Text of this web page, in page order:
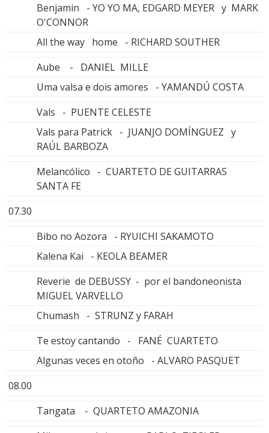
Benjamin - YO YO MA, EDGARD MEYER y MARK
O'CONNOR
All the way home - RICHARD SOUTHER
Aube - DANIEL MILLE
Uma valsa e dois amores - YAMANDÚ COSTA
Vals - PUENTE CELESTE
Vals para Patrick - JUANJO DOMÍNGUEZ y
RAÚL BARBOZA
Melancólico - CUARTETO DE GUITARRAS
SANTA FE
07.30
Bibo no Aozora - RYUICHI SAKAMOTO
Kalena Kai - KEOLA BEAMER
Reverie de DEBUSSY - por el bandoneonista
MIGUEL VARVELLO
Chumash - STRUNZ y FARAH
Te estoy cantando - FANÉ CUARTETO
Algunas veces en otoño - ALVARO PASQUET
08.00
Tangata - QUARTETO AMAZONIA